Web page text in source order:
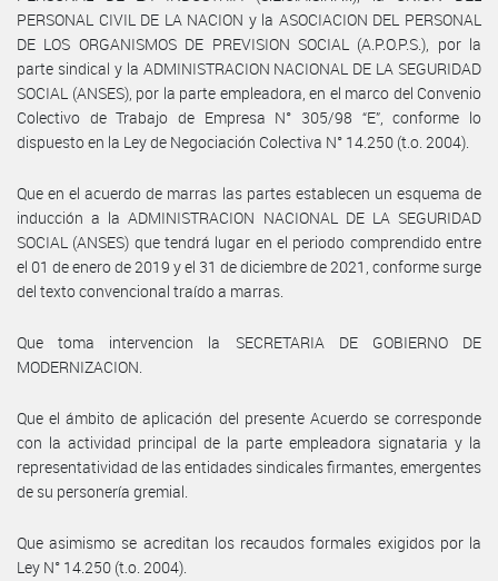
PERSONAL CIVIL DE LA NACION y la ASOCIACION DEL PERSONAL
DE LOS ORGANISMOS DE PREVISION SOCIAL (A.P.O.P.S.), por la
parte sindical y la ADMINISTRACION NACIONAL DE LA SEGURIDAD
SOCIAL (ANSES), por la parte empleadora, en el marco del Convenio
Colectivo de Trabajo de Empresa N° 305/98 “E”, conforme lo
dispuesto en la Ley de Negociación Colectiva N° 14.250 (t.o. 2004).
Que en el acuerdo de marras las partes establecen un esquema de
inducción a la ADMINISTRACION NACIONAL DE LA SEGURIDAD
SOCIAL (ANSES) que tendrá lugar en el periodo comprendido entre
el 01 de enero de 2019 y el 31 de diciembre de 2021, conforme surge
del texto convencional traído a marras.
Que toma intervencion la SECRETARIA DE GOBIERNO DE
MODERNIZACION.
Que el ámbito de aplicación del presente Acuerdo se corresponde
con la actividad principal de la parte empleadora signataria y la
representatividad de las entidades sindicales firmantes, emergentes
de su personería gremial.
Que asimismo se acreditan los recaudos formales exigidos por la
Ley N° 14.250 (t.o. 2004).